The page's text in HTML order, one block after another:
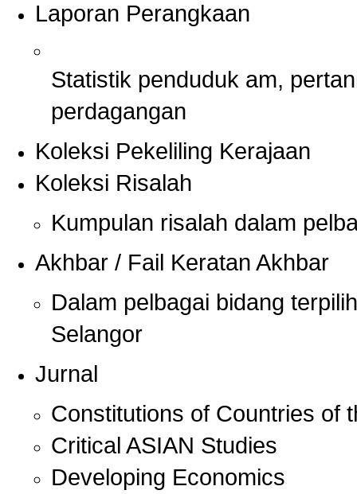
Laporan Perangkaan
Statistik penduduk am,
perdagangan
Koleksi Pekeliling Kerajaan
Koleksi Risalah
Kumpulan risalah dalam
Akhbar / Fail Keratan Akhbar
Dalam pelbagai bidang
Selangor
Jurnal
Constitutions of Countries of
Critical ASIAN Studies
Developing Economics